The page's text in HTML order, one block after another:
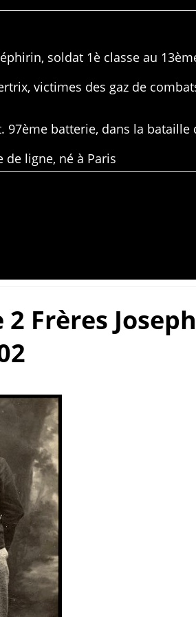
soldat 1è classe au
victimes des gaz de
97ème batterie, dans la bataille
ligne, né à Paris
Frères